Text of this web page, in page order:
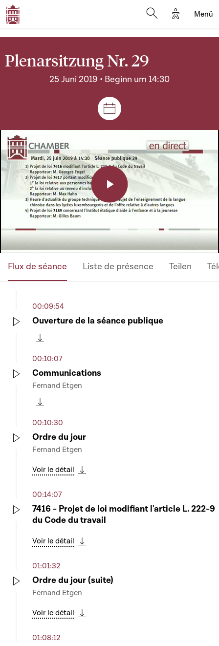
Options
Menü
Plenarsitzung Nr. 29
25 Juni 2019 • Beginn um 14:30
Plenar- und
Play
Video
Flux de séance Liste de présence Teilen
00:09:54
Ouverture de la séance publique
00:10:07
Communications
Fernand Etgen
00:10:30
Ordre du jour
Fernand Etgen
Voir le détail
00:14:07
7416 - Projet de loi modifiant l'article L. 222-9
du Code du travail
Voir le détail
01:01:32
Ordre du jour (suite)
Fernand Etgen
Voir le détail
01:08:12